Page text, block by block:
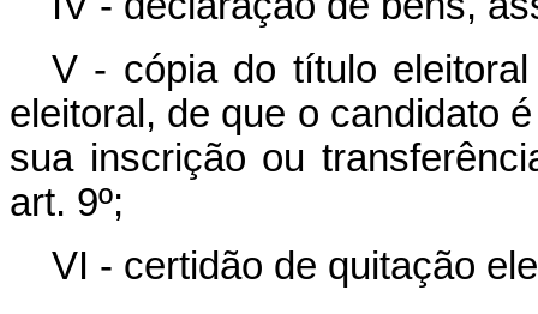
V - cópia do título
eleitoral, de que o candidato
sua inscrição ou
art. 9º;
VI - certidão de quitação